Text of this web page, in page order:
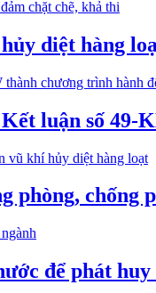
diệt hàng
luận số
phòng, chống
để phát